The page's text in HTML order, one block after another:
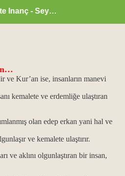
Alevilikte Inanç - Seyyid Hakkı
ve Kur’an ise, insanların manevi
kemalete ve erdemliğe ulaştıran
olan edep erkan yani hal ve
ve kemalete ulaştırır.
ve aklını olgunlaştıran bir insan,